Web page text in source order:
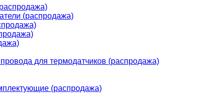
(распродажа)
для термодатчиков (распродажа)
(распродажа)